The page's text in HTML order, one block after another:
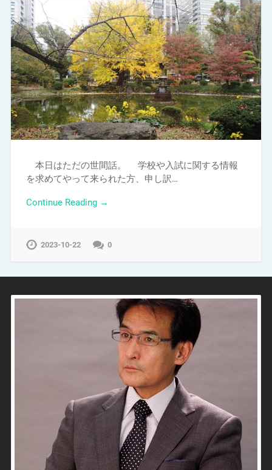
本日はただの世間話。 学校や入試に関する情報
を求めてやって来られた方、申し訳…
Continue Reading →
2023-10-22 0